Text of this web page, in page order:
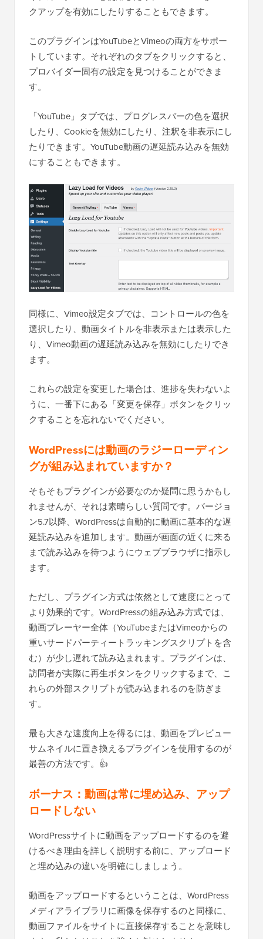
クアップを有効にしたりすることもできます。
このプラグインはYouTubeとVimeoの両方をサポー
トしています。それぞれのタブをクリックすると、
プロバイダー固有の設定を見つけることができま
す。
「YouTube」タブでは、プログレスバーの色を選択
したり、Cookieを無効にしたり、注釈を非表示にし
たりできます。YouTube動画の遅延読み込みを無効
にすることもできます。
同様に、Vimeo設定タブでは、コントロールの色を
選択したり、動画タイトルを非表示または表示した
り、Vimeo動画の遅延読み込みを無効にしたりでき
ます。
これらの設定を変更した場合は、進捗を失わないよ
うに、一番下にある「変更を保存」ボタンをクリッ
クすることを忘れないでください。
WordPressには動画のラジーローディン
グが組み込まれていますか？
そもそもプラグインが必要なのか疑問に思うかもし
れませんが、それは素晴らしい質問です。バージョ
ン5.7以降、WordPressは自動的に動画に基本的な遅
延読み込みを追加します。動画が画面の近くに来る
まで読み込みを待つようにウェブブラウザに指示し
ます。
ただし、プラグイン方式は依然として速度にとって
より効果的です。WordPressの組み込み方式では、
動画プレーヤー全体（YouTubeまたはVimeoからの
重いサードパーティートラッキングスクリプトを含
む）が少し遅れて読み込まれます。プラグインは、
訪問者が実際に再生ボタンをクリックするまで、こ
れらの外部スクリプトが読み込まれるのを防ぎま
す。
最も大きな速度向上を得るには、動画をプレビュー
サムネイルに置き換えるプラグインを使用するのが
最善の方法です。👍
ボーナス：動画は常に埋め込み、アップ
ロードしない
WordPressサイトに動画をアップロードするのを避
けるべき理由を詳しく説明する前に、アップロード
と埋め込みの違いを明確にしましょう。
動画をアップロードするということは、WordPress
メディアライブラリに画像を保存するのと同様に、
動画ファイルをサイトに直接保存することを意味し